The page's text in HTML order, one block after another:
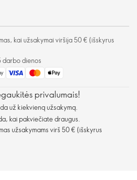
kai užsakymai viršija 50 € (išskyrus
darbo dienos
privalumais!
už kiekvieną užsakymą.
kai pakviečiate draugus.
užsakymams virš 50 € (išskyrus